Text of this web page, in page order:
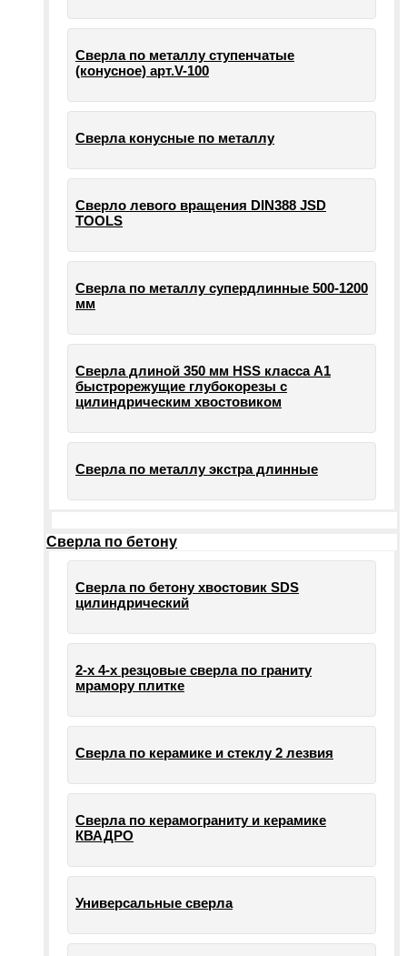
Сверла по металлу ступенчатые
(конусное) арт.V-100
Сверла конусные по металлу
Сверло левого вращения DIN388 JSD
TOOLS
Сверла по металлу супердлинные 500-1200
мм
Сверла длиной 350 мм HSS класса А1
быстрорежущие глубокорезы с
цилиндрическим хвостовиком
Сверла по металлу экстра длинные
Сверла по бетону
Сверла по бетону хвостовик SDS
цилиндрический
2-х 4-х резцовые сверла по граниту
мрамору плитке
Сверла по керамике и стеклу 2 лезвия
Сверла по керамограниту и керамике
КВАДРО
Универсальные сверла